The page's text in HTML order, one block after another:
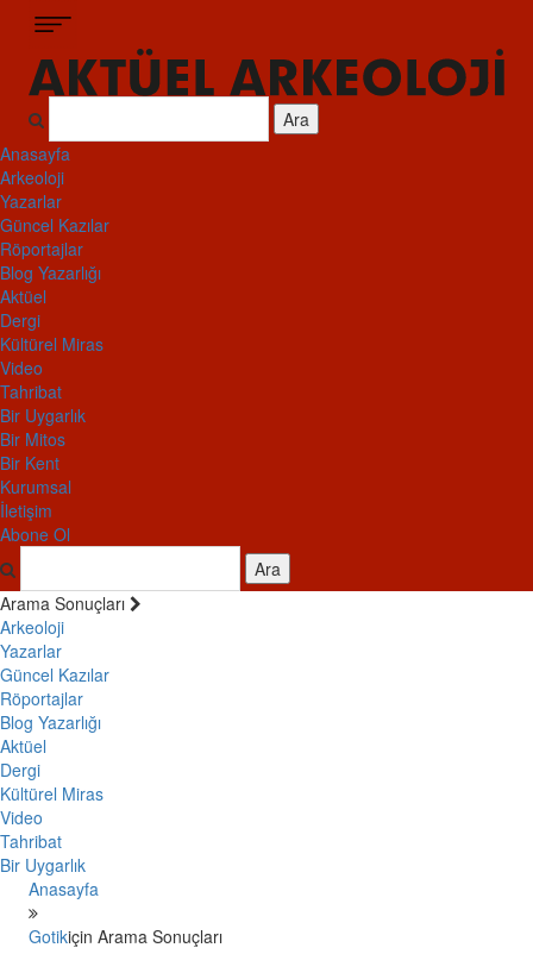
Ara
Anasayfa
Arkeoloji
Yazarlar
Güncel Kazılar
Röportajlar
Blog Yazarlığı
Aktüel
Dergi
Kültürel Miras
Video
Tahribat
Bir Uygarlık
Bir Mitos
Bir Kent
Kurumsal
İletişim
Abone Ol
Ara
Arama Sonuçları
Arkeoloji
Yazarlar
Güncel Kazılar
Röportajlar
Blog Yazarlığı
Aktüel
Dergi
Kültürel Miras
Video
Tahribat
Bir Uygarlık
Anasayfa
Gotikiçin Arama Sonuçları